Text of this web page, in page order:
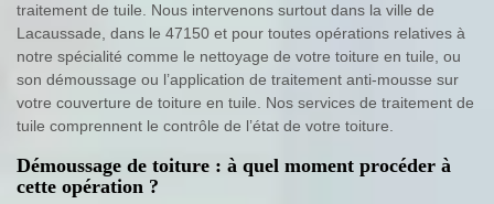
traitement de tuile. Nous intervenons surtout dans la ville de
Lacaussade, dans le 47150 et pour toutes opérations relatives à
notre spécialité comme le nettoyage de votre toiture en tuile, ou
son démoussage ou l’application de traitement anti-mousse sur
votre couverture de toiture en tuile. Nos services de traitement de
tuile comprennent le contrôle de l’état de votre toiture.
Démoussage de toiture : à quel moment procéder à
cette opération ?